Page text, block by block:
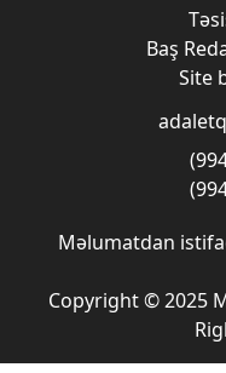
Baş
Site
Məlumatdan
Copyright © 2025